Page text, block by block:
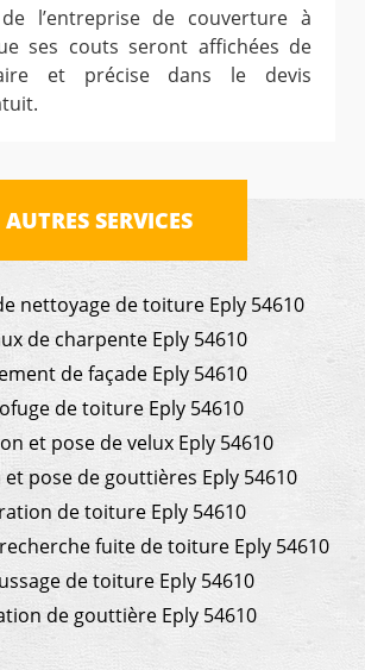
l’entreprise de couverture à
ses couts seront affichées de
et précise dans le devis
AUTRES SERVICES
nettoyage de toiture Eply 54610
de charpente Eply 54610
de façade Eply 54610
de toiture Eply 54610
et pose de velux Eply 54610
pose de gouttières Eply 54610
de toiture Eply 54610
fuite de toiture Eply 54610
de toiture Eply 54610
de gouttière Eply 54610